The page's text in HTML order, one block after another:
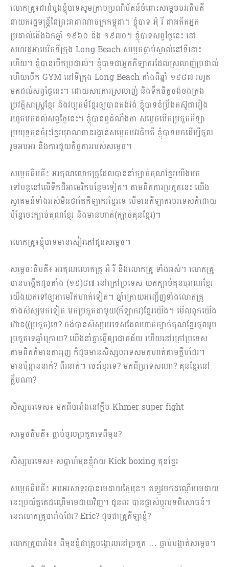
លោកគ្រូ៖ជាដំបូងខ្ញុំបាទសូមក្រាបប្រណិប័តន៍ចំពោះសម្តេចបវរធិបតី
នាយករដ្ឋមន្រ្តីនៃព្រះរាជាណាចក្រកម្ពុជា។ ខ្ញុំបាទ អុំ រី ជាអតីតអ្នក
ប្រដាល់ជើងឯកឆ្នាំ ១៩៦០ និង ១៩៧០។ ខ្ញុំបាទសព្វថ្ងៃនេះ នៅ
សហរដ្ឋអាមេរិកទីក្រុង Long Beach សម្តេចធ្លាប់ស្គាល់នៅទីនោះ
ហើយ។ ខ្ញុំបានបើកប្រដាល់។ ខ្ញុំបាទជាអ្នកកីឡាករដែលស្រ​លាញ់ប្រដាល់
ហើយបើក GYM នៅទីក្រុង Long Beach តាំងពីឆ្នាំ ១៩៨៧ រហូត
មកដល់សព្វថ្ងៃនេះ។ ដោយសារការស្រលាញ់ និងទឹកចិត្តចង់ចងក្រង
ប្រវត្តិសាស្រ្តខ្មែរ និងវប្បធម៌ខ្មែរឲ្យបានគង់វង់ ខ្ញុំបាទខំប្រឹងតស៊ូជារៀង
រហូតមកដល់សព្វថ្ងៃនេះ។​ ខ្ញុំបានឮដំណឹងថា សម្តេចបើកប្រកួតកីឡា
ប្រយុទ្ធគុនចំរុះខ្មែរបុរាណពានរង្វាន់សម្តេច​បវរធិបតី ខ្ញុំបាទមកដើម្បីចូល
រួមអបអរ និងការជួយកិច្ចការរបស់សម្ដេច។
សម្ដេចធិបតី៖ អរគុណលោកគ្រូដែលបាននាំក្បាច់គុណខ្មែរយើងមក
ទៅបន្ដនៅលើទឹកដីអាមេរិកបន្ថែមទៀត។ ​តាមពិតការប្រកួតនេះ យើង
ស្វាគមន៍ទាំងអស់មិនថាតែកីឡាករខ្មែរទេ បើមានកីឡាករបរទេសក៏ដោយ​
ប៉ុន្ដែចេះក្បាច់គុណខ្មែរ និងមានហាត់(ក្បាច់គុនខ្មែរ)។
លោកគ្រូ៖ខ្ញុំបាទមានសៀវភៅជូនសម្ដេច។
សម្ដេចៈធិបតី៖ អរគុណលោកគ្រូ អ៊ំ រី និងលោកគ្រូ ទាំងអស់។ លោកគ្រូ
បានបង្កើតដូចតាំង (១៩)៨៧ នៅក្រៅប្រទេស យកក្បាច់គុនបុរាណខ្មែរ
យើងយកទៅឲ្យអាមេរិកហាត់ទៀត។ ឆ្នាំក្រោយអញ្ជើញ​ទាំងលោកគ្រូ
ទាំងសិស្សមកទៀត មកប្រកួតជាមួយ(កីឡាករ)ខ្មែរយើង។ មើលពួកយើង
ហ៊ាន((ប្រកួត)ទេ? ចង់បានសិស្សបរទេសដែលហាត់ក្បាច់គុណខ្មែរចូលរួម
ប្រកួតទេឆ្នាំក្រោយ? យើងនាំគ្នាធ្វើឲ្យជោគជ័យ ហើយ​នៅក្រៅប្រ​ទេស
តាមពិតក៏មានការរុញ ក៏ដូចមានសិស្សបរទេសមកហាត់តាមក្លឹបដែរ។
មានប៉ុន្មាននាក់? ពីរនាក់។ ចេះខ្មែរទេ? មកពីប្រទេសណា? គុនខ្មែរនៅ
ក្លឹបណា?
សិស្សបរទេស៖ មកពីបារាំងនៅក្លឹប Khmer super fight
សម្ដេចធិបតី៖ ធ្លាប់ចូលប្រកួតទេពីមុន?
សិស្សបរទេស៖ សប្ដាហ៍មុនខ្ញុំវាយ Kick boxing គុនខ្មែរ
សម្ដេចធិបតី៖ អបអរសាទរបានមេដាយថ្ងៃមុន។ ឥឡូវមកដណ្ដើមមេដាយ
នេះប្រយ័ត្នគេដណ្ដើមមេដាយវិញ។ ជូនពរ បានផ្លាស់ប្ដូរបទពិសោធន៍។
នេះលោកគ្រូបារាំងដែរ? Eric? ដូចជាគ្រូកីឡាខ្ញុំ?
លោកគ្រូបារាំង៖ ពីមុនខ្ញុំជាគ្រូបង្គោលនៅប្រកួត … ធ្លាប់បង្ហាត់សម្ដេច។